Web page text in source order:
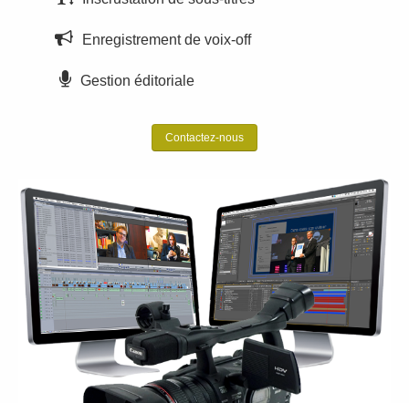
Enregistrement de voix-off
Gestion éditoriale
Contactez-nous